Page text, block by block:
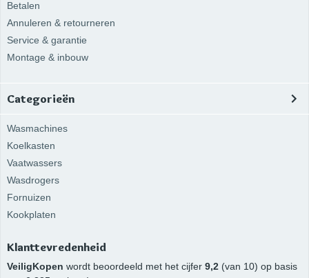
Betalen
Annuleren & retourneren
Service & garantie
Montage & inbouw
Categorieën
Wasmachines
Koelkasten
Vaatwassers
Wasdrogers
Fornuizen
Kookplaten
Klanttevredenheid
VeiligKopen wordt beoordeeld met het cijfer 9,2 (van 10) op basis